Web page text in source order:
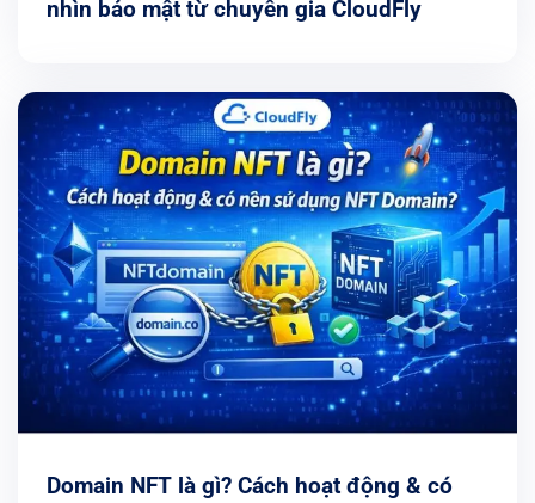
nhìn bảo mật từ chuyên gia CloudFly
Domain NFT là gì? Cách hoạt động & có